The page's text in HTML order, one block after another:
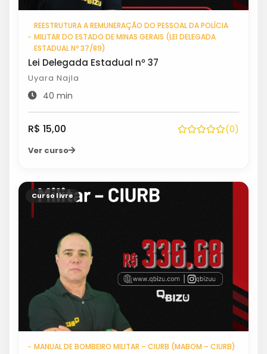
REESTRUTURA A REMUNERAÇÃO DO PESSOAL DA POLÍCIA
MILITAR DO ESTADO DE MINAS GERAIS (LEI DELEGADA
ESTADUAL Nº 37/89)
Lei Delegada Estadual nº 37
Uyara Najla
40 min
R$ 15,00 (0)
Ver curso
Curso livre
MANUAL DE BOMBEIRO MILITAR – CIURB (MABOM – CIURB)